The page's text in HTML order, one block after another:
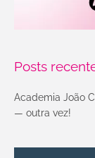
Posts
Academia João
— outra vez!